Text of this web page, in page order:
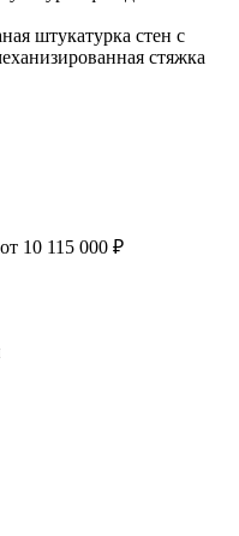
штукатурка стен с
стяжка
от 10 115 000 ₽